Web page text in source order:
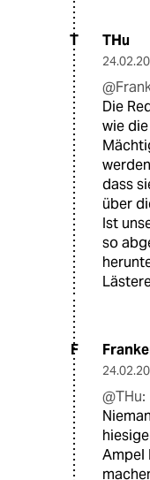
T THu
Die
wie
dass
über
Ist
so
F
@THu:
Ampel